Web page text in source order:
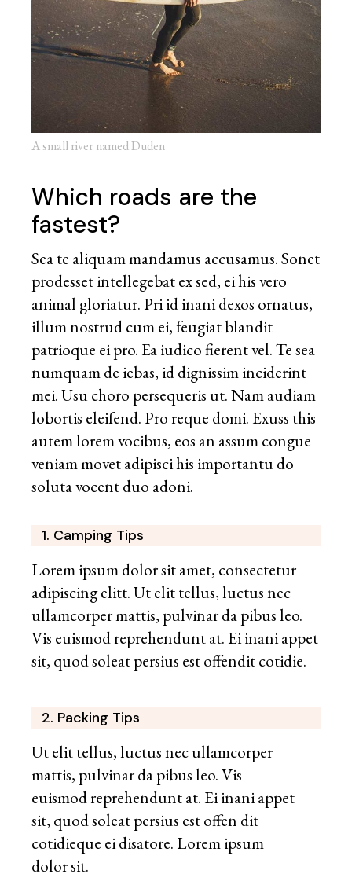
A small river named Duden
Which roads are the
fastest?
Sea te aliquam mandamus accusamus. Sonet
prodesset intellegebat ex sed, ei his vero
animal gloriatur. Pri id inani dexos ornatus,
illum nostrud cum ei, feugiat blandit
patrioque ei pro. Ea iudico fierent vel. Te sea
numquam de iebas, id dignissim inciderint
mei. Usu choro persequeris ut. Nam audiam
lobortis eleifend. Pro reque domi. Exuss this
autem lorem vocibus, eos an assum congue
veniam movet adipisci his importantu do
soluta vocent duo adoni.
1. Camping Tips
Lorem ipsum dolor sit amet, consectetur
adipiscing elitt. Ut elit tellus, luctus nec
ullamcorper mattis, pulvinar da pibus leo.
Vis euismod reprehendunt at. Ei inani appet
sit, quod soleat persius est offendit cotidie.
2. Packing Tips
Ut elit tellus, luctus nec ullamcorper
mattis, pulvinar da pibus leo. Vis
euismod reprehendunt at. Ei inani appet
sit, quod soleat persius est offen dit
cotidieque ei disatore. Lorem ipsum
dolor sit.